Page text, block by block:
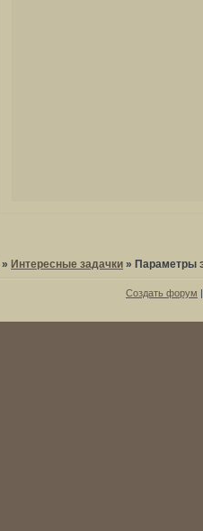
» Интересные задачки » Параметры
Создать форум